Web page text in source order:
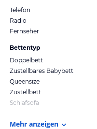
Telefon
Radio
Fernseher
Bettentyp
Doppelbett
Zustellbares Babybett
Queensize
Zustellbett
Schlafsofa
Mehr anzeigen